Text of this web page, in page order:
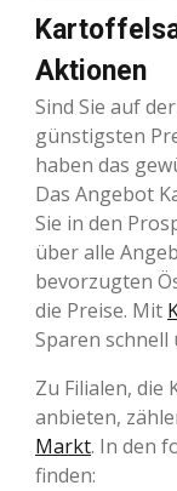
Aktionen
Sind Sie auf
günstigsten
haben das
Das Angebot
Sie in den
über alle
bevorzugten
die Preise. Mit
Sparen schnell
Zu Filialen, die
anbieten,
Markt. In den
finden: